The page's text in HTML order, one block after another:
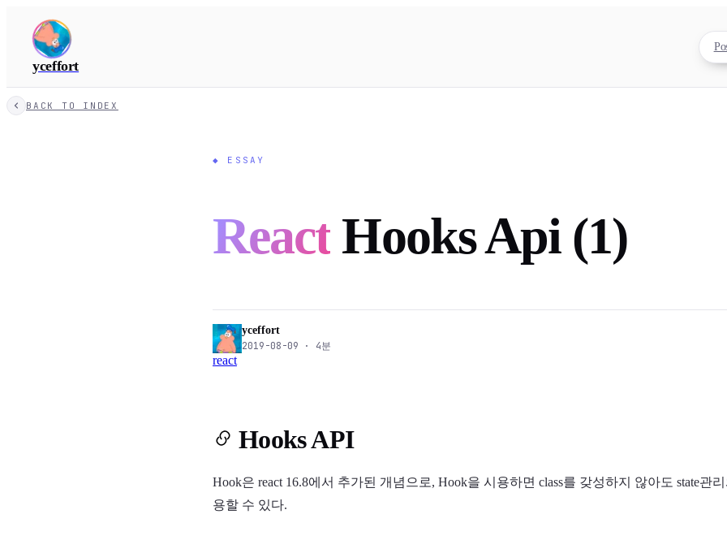
yceffort
BACK TO INDEX
◆ ESSAY
React Hooks Api (1)
yceffort
2019-08-09 · 4분
react
Hooks API
Hook은 react 16.8에서 추가된 개념으로, Hook을 시용하면 class를 갖성하지 않아도 state관
용할 수 있다.